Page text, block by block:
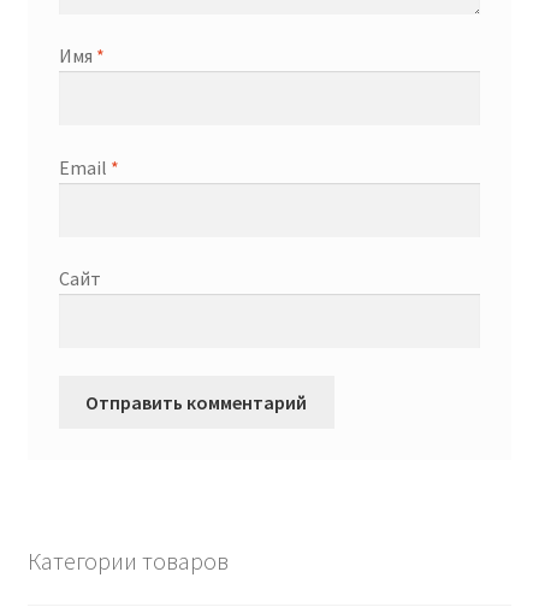
Имя *
Email *
Сайт
Категории товаров